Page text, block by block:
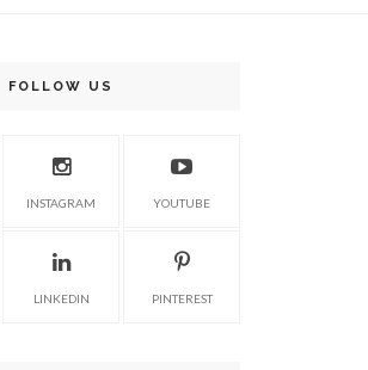
FOLLOW US
INSTAGRAM YOUTUBE
LINKEDIN PINTEREST